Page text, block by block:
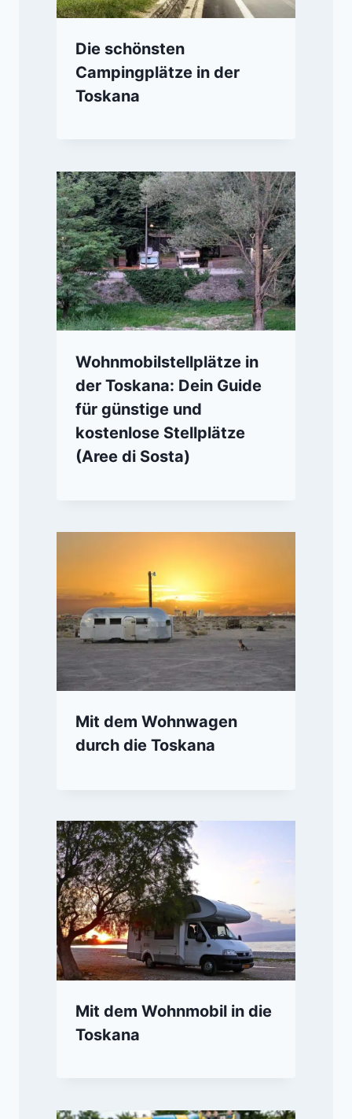
Die schönsten
Campingplätze in der
Toskana
Wohnmobilstellplätze in
der Toskana: Dein Guide
für günstige und
kostenlose Stellplätze
(Aree di Sosta)
Mit dem Wohnwagen
durch die Toskana
Mit dem Wohnmobil in die
Toskana